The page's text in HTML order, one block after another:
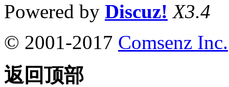
Powered by Discuz! X3.4
© 2001-2017 Comsenz Inc.
返回顶部